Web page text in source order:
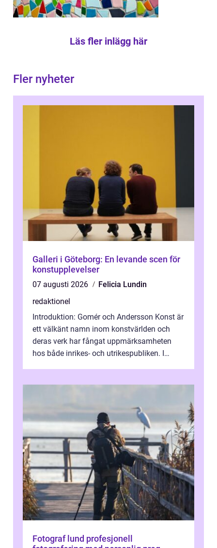
Läs fler inlägg här
Fler nyheter
Galleri i Göteborg: En levande scen för
konstupplevelser
07 augusti 2026
Felicia Lundin
redaktionel
Introduktion: Gomér och Andersson Konst är
ett välkänt namn inom konstvärlden och
deras verk har fångat uppmärksamheten
hos både inrikes- och utrikespubliken. I
Fotograf lund profesjonell